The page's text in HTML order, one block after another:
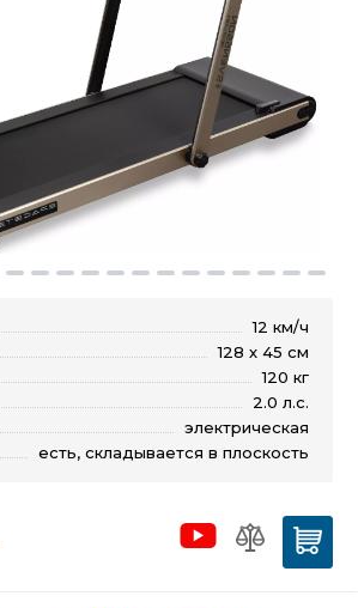
12 км/ч
128 х 45 см
120 кг
2.0 л.с.
электрическая
есть, складывается в плоскость